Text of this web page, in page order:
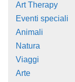
Art Therapy
Eventi speciali
Animali
Natura
Viaggi
Arte